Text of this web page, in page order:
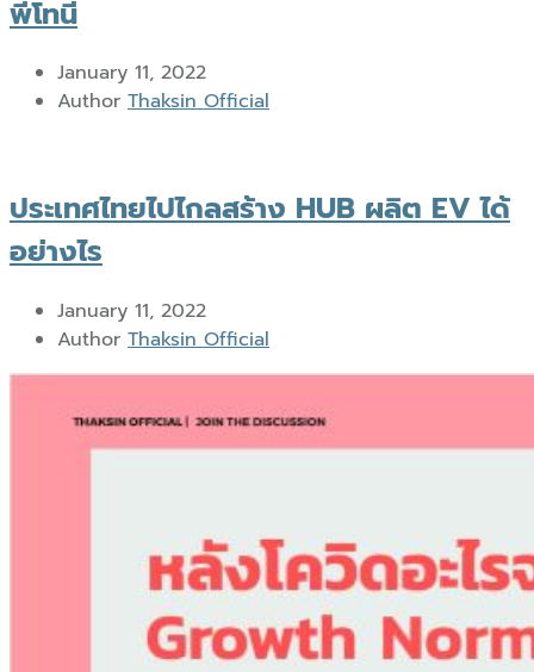
พี่โทนี่
January 11, 2022
Author Thaksin Official
ประเทศไทยไปไกลสร้าง HUB ผลิต EV ได้
อย่างไร
January 11, 2022
Author Thaksin Official